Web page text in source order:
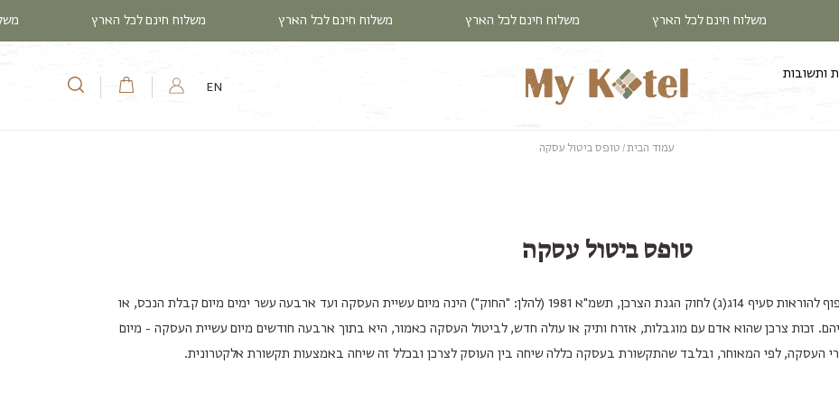
משלוח חינם לכל הארץ משלוח חינם לכל הארץ משלוח חינם לכל הארץ משלוח חינם לכל הארץ
ותשובות
EN עֲגָלָה
עמוד הבית טופס ביטול עסקה
טופס ביטול עסקה
זכות הצרכן לביטול עסקת מכר מרחוק בהתאם ובכפוף להוראות סעיף 14ג(ג) לחוק הגנת הצרכן, תשמ"א 1981 (להלן: "החוק") הינה מיום עשיית העסקה ועד ארבעה עשר ימים מיום קבלת הנכס, או
זכות צרכן שהוא אדם עם מוגבלות, אזרח ותיק או עולה חדש, לביטול העסקה כאמור, היא בתוך ארבעה חודשים מיום עשיית העסקה - מיום
העסקה, לפי המאוחר, ובלבד שהתקשורת בעסקה כללה שיחה בין העוסק לצרכן ובכלל זה שיחה באמצעות תקשורת אלקטרונית.